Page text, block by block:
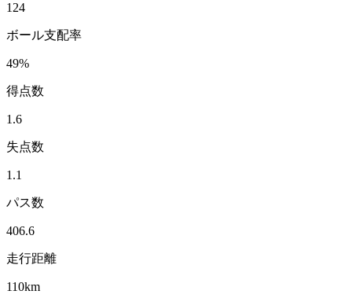
124
ボール支配率
49%
得点数
1.6
失点数
1.1
パス数
406.6
走行距離
110km